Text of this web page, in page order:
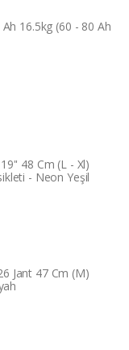
16.5kg (60 - 80 Ah
48 Cm (L - Xl)
- Neon Yeşil
Jant 47 Cm (M)